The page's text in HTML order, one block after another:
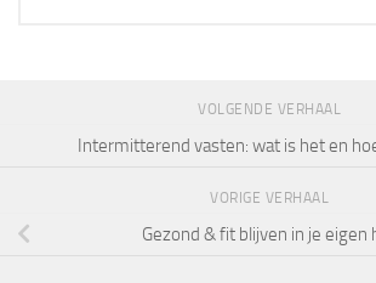
VOLGENDE VERHAAL
Intermitterend vasten: wat is het en
VORIGE VERHAAL
Gezond & fit blijven in je eigen